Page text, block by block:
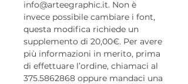
info@arteegraphic.it. Non è
invece possibile cambiare i font,
questa modifica richiede un
supplemento di 20,00€. Per avere
più informazioni in merito, prima
di effettuare l’ordine, chiamaci al
375.5862868 oppure mandaci una